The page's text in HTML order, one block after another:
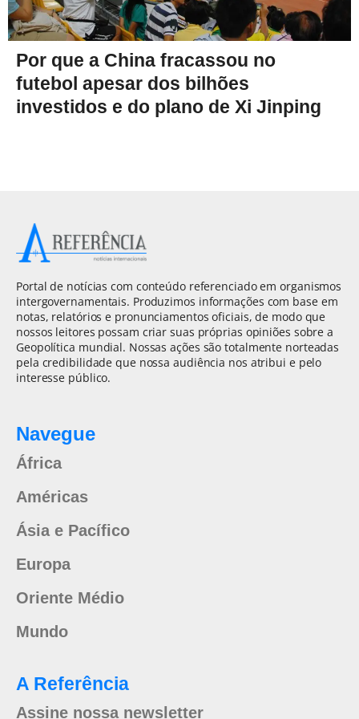
Por que a China fracassou no
futebol apesar dos bilhões
investidos e do plano de Xi Jinping
Portal de notícias com conteúdo referenciado em organismos
intergovernamentais. Produzimos informações com base em
notas, relatórios e pronunciamentos oficiais, de modo que
nossos leitores possam criar suas próprias opiniões sobre a
Geopolítica mundial. Nossas ações são totalmente norteadas
pela credibilidade que nossa audiência nos atribui e pelo
interesse público.
Navegue
África
Américas
Ásia e Pacífico
Europa
Oriente Médio
Mundo
A Referência
Assine nossa newsletter